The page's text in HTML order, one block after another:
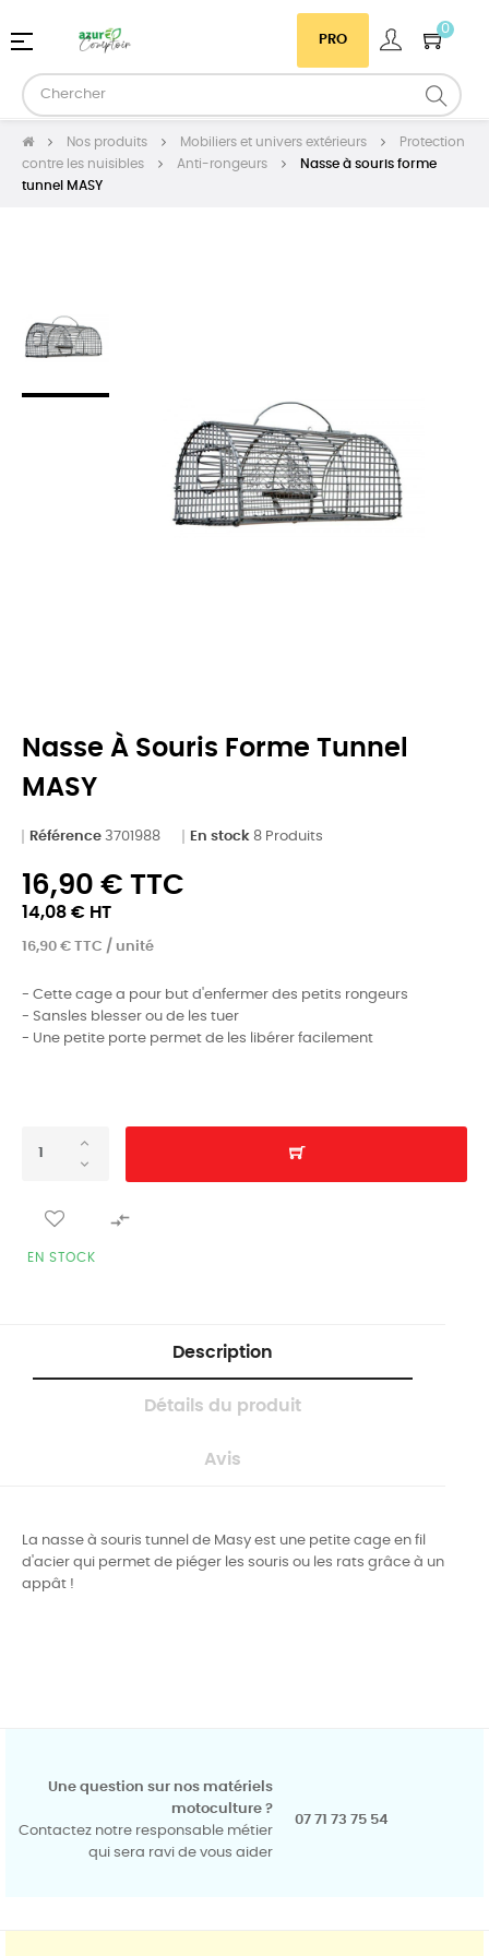
PRO
0
Basculer
navigation
☰
Nos produits Mobiliers et univers extérieurs
Protection
contre les nuisibles
Anti-rongeurs
Nasse à souris forme
tunnel MASY
Nasse À Souris Forme Tunnel
MASY
Référence 3701988 En stock 8 Produits
16,90 € TTC
14,08 € HT
16,90 € TTC / unité
- Cette cage a pour but d'enfermer des petits rongeurs
- Sansles blesser ou de les tuer
- Une petite porte permet de les libérer facilement

EN STOCK
Description
Détails du produit
Avis
La nasse à souris tunnel de Masy est une petite cage en fil
d'acier qui permet de piéger les souris ou les rats grâce à un
appât !
Une question sur nos matériels
motoculture ?
Contactez notre responsable métier
qui sera ravi de vous aider
07 71 73 75 54